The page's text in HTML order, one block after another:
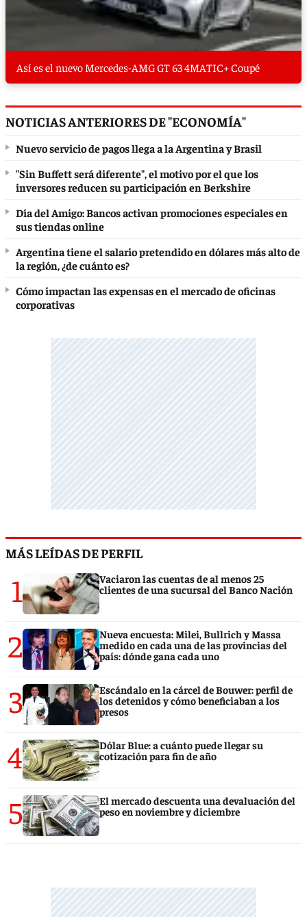
Así es el nuevo Mercedes-AMG GT 63 4MATIC+ Coupé
NOTICIAS ANTERIORES DE "ECONOMÍA"
Nuevo servicio de pagos llega a la Argentina y Brasil
"Sin Buffett será diferente", el motivo por el que los
inversores reducen su participación en Berkshire
Día del Amigo: Bancos activan promociones especiales en
sus tiendas online
Argentina tiene el salario pretendido en dólares más alto de
la región, ¿de cuánto es?
Cómo impactan las expensas en el mercado de oficinas
corporativas
MÁS LEÍDAS DE PERFIL
1
Vaciaron las cuentas de al menos 25
clientes de una sucursal del Banco Nación
2
Nueva encuesta: Milei, Bullrich y Massa
medido en cada una de las provincias del
país: dónde gana cada uno
3
Escándalo en la cárcel de Bouwer: perfil de
los detenidos y cómo beneficiaban a los
presos
4
Dólar Blue: a cuánto puede llegar su
cotización para fin de año
5
El mercado descuenta una devaluación del
peso en noviembre y diciembre